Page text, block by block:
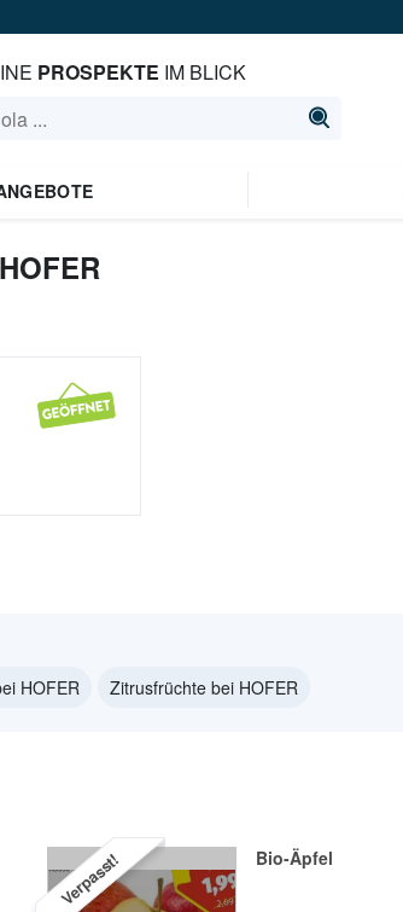
PROSPEKTE IM BLICK
HOFER Zitrusfrüchte bei HOFER
Verpasst! Bio-Äpfel